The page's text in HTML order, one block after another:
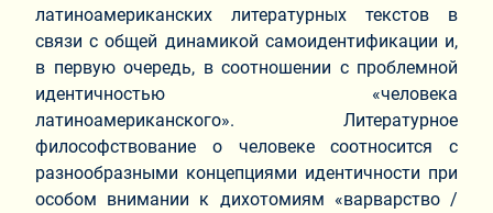
латиноамериканских литературных текстов в
связи с общей динамикой самоидентификации и,
в первую очередь, в соотношении с проблемной
идентичностью «человека
латиноамериканского». Литературное
философствование о человеке соотносится с
разнообразными концепциями идентичности при
особом внимании к дихотомиям «варварство /